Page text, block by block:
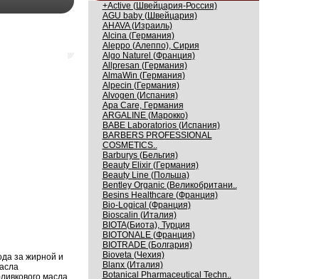
за жирной и
масла
+Active (Швейцария-Россия)
AGU baby (Швейцария)
AHAVA (Израиль)
Alcina (Германия)
Aleppo (Алеппо), Сирия
Algo Naturel (Франция)
Allpresan (Германия)
AlmaWin (Германия)
Alpecin (Германия)
Alvogen (Испания)
Apa Care, Германия
ARGALINE (Марокко)
BABE Laboratorios (Испания)
BARBERS PROFESSIONAL
COSMETICS..
Barburys (Бельгия)
Beauty Elixir (Германия)
Beauty Line (Польша)
Bentley Organic (Великобритани..
Besins Healthcare (Франция)
Bio-Logical (Франция)
Bioscalin (Италия)
BIOTA(Биота), Турция
BIOTONALE (Франция)
BIOTRADE (Болгария)
Bioveta (Чехия)
Blanx (Италия)
Botanical Pharmaceutical Techn..